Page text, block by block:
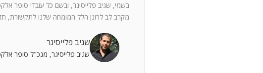
בשמי, שגיב פלייסיגר, ובשם כל עובדי סופר
מקרב לב לרונן הלל המומחה שלנו לתקשורת,
שגיב פלייסיגר
שגיב פלייסיגר, מנכ"ל סופר